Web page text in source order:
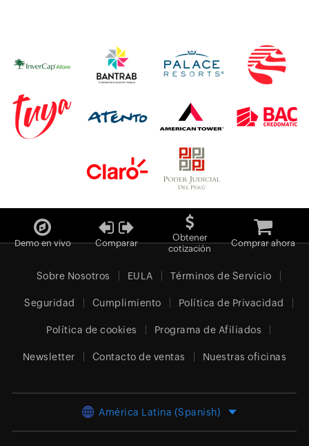
Demo en vivo Comparar
Obtener
cotización
Comprar ahora
Sobre Nosotros EULA Términos de Servicio
Seguridad Cumplimiento Política de Privacidad
Política de cookies Programa de Afiliados
Newsletter Contacto de ventas Nuestras oficinas
América Latina (Spanish)